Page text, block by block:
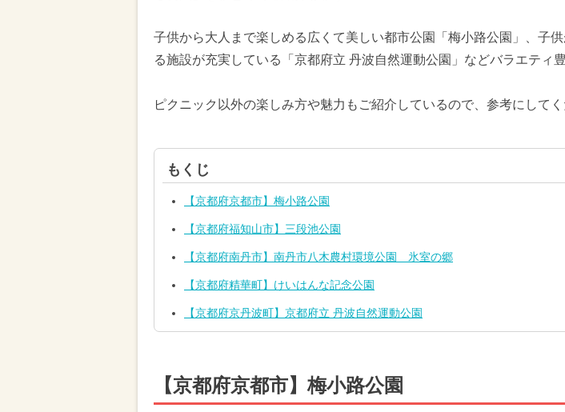
子供から大人まで楽しめる広くて美しい都市公園「梅小路公園」、子
る施設が充実している「京都府立 丹波自然運動公園」などバラエティ
ピクニック以外の楽しみ方や魅力もご紹介しているので、参考にしてく
もくじ
【京都府京都市】梅小路公園
【京都府福知山市】三段池公園
【京都府南丹市】南丹市八木農村環境公園 氷室の郷
【京都府精華町】けいはんな記念公園
【京都府京丹波町】京都府立 丹波自然運動公園
【京都府京都市】梅小路公園